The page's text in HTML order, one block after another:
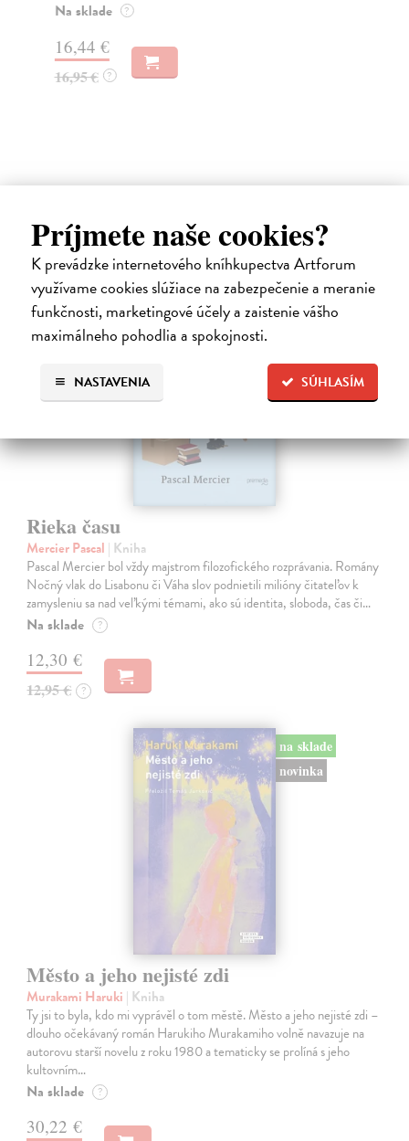
Príjmete naše cookies?
K prevádzke internetového kníhkupectva Artforum
využívame cookies slúžiace na zabezpečenie a meranie
funkčnosti, marketingové účely a zaistenie vášho
maximálneho pohodlia a spokojnosti.
SÚHLASÍM
NASTAVENIA
Na sklade ?
16,44 €
16,95 € ?
beletria
na sklade
Rieka času
Mercier Pascal | Kniha
Pascal Mercier bol vždy majstrom filozofického rozprávania. Romány
Nočný vlak do Lisabonu či Váha slov podnietili milióny čitateľov k
zamysleniu sa nad veľkými témami, ako sú identita, sloboda, čas či…
Na sklade ?
12,30 €
12,95 € ?
na sklade
novinka
Město a jeho nejisté zdi
Murakami Haruki | Kniha
Ty jsi to byla, kdo mi vyprávěl o tom městě. Město a jeho nejisté zdi –
dlouho očekávaný román Harukiho Murakamiho volně navazuje na
autorovu starší novelu z roku 1980 a tematicky se prolíná s jeho
kultovním…
Na sklade ?
30,22 €